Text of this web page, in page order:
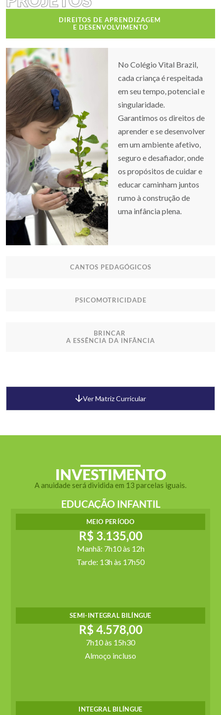
DIREITOS DE APRENDIZAGEM
E DESENVOLVIMENTO
CANTOS PEDAGÓGICOS
PSICOMOTRICIDADE
BRINCAR
A ESSÊNCIA DA INFÂNCIA
No Colégio Vital Brazil,
cada criança é respeitada
em seu tempo, potencial e
singularidade.
Garantimos os direitos de
aprender e se desenvolver
em um ambiente afetivo,
seguro e desafiador, onde
os propósitos de cuidar e
educar caminham juntos
rumo à construção de
uma infância plena.
Ver Matriz Curricular
INVESTIMENTO
A anuidade será dividida em 13 parcelas iguais.
EDUCAÇÃO INFANTIL
MEIO PERÍODO
R$ 3.135,00
Manhã: 7h10 às 12h
Tarde: 13h às 17h50
SEMI-INTEGRAL BILÍNGUE
R$ 4.578,00
7h10 às 15h30
Almoço incluso
INTEGRAL BILÍNGUE